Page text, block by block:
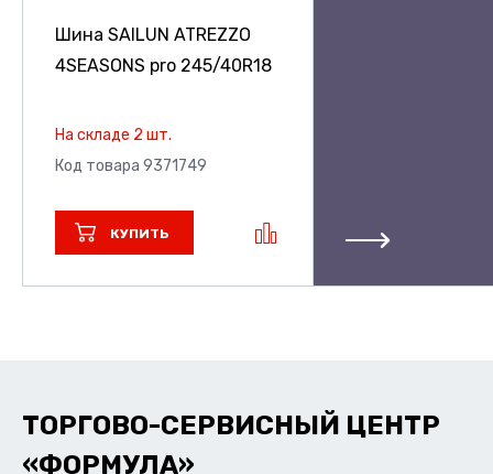
Шина SAILUN ATREZZO
4SEASONS pro 245/40R18
На складе 2 шт.
Код товара 9371749
КУПИТЬ
ТОРГОВО-СЕРВИСНЫЙ ЦЕНТР
«ФОРМУЛА»